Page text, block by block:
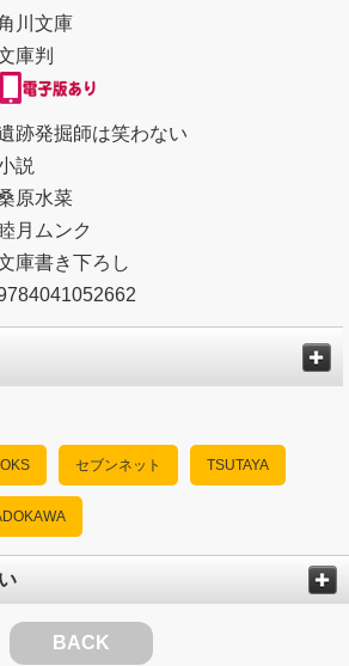
川文庫
庫判
跡発掘師は笑わない
説
原水菜
月ムンク
庫書き下ろし
セブンネット TSUTAYA
BACK